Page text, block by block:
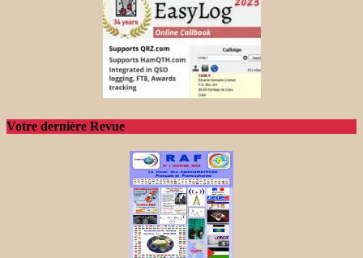
Votre dernière Revue